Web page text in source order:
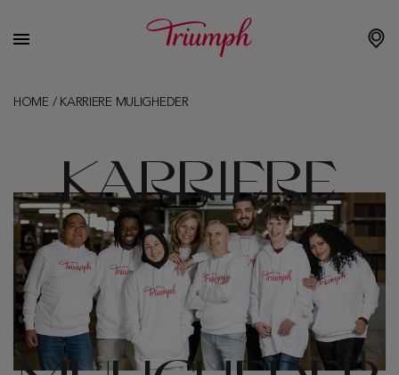
HOME/ KARRIERE MULIGHEDER
KARRIERE